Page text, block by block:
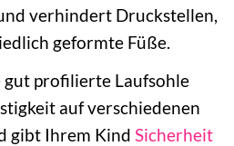
verhindert Druckstellen,
geformte Füße.
gut profilierte Laufsohle
auf verschiedenen
gibt Ihrem Kind Sicherheit